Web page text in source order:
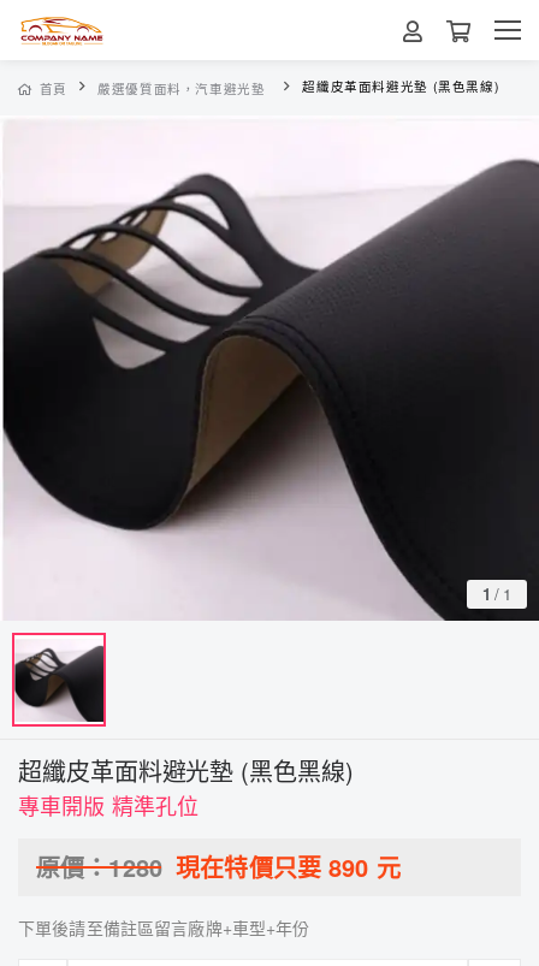
首頁 嚴選優質面料，汽車避光墊 超纖皮革面料避光墊 (黑色黑線)
1 / 1
超纖皮革面料避光墊 (黑色黑線)
專車開版 精準孔位
原價：1280 現在特價只要890 元
下單後請至備註區留言廠牌+車型+年份